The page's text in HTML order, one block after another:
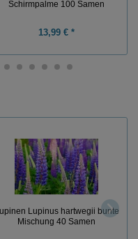
Schirmpalme 100 Samen
13,99 € *
Lupinus hartwegii bunte
Mischung 40 Samen